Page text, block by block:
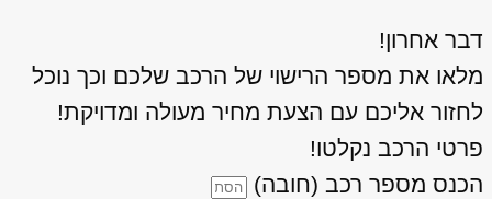
דבר אחרון!
מלאו את מספר הרישוי של הרכב שלכם וכך נוכל
לחזור אליכם עם הצעת מחיר מעולה ומדויקת!
פרטי הרכב נקלטו!
הכנס מספר רכב (חובה)